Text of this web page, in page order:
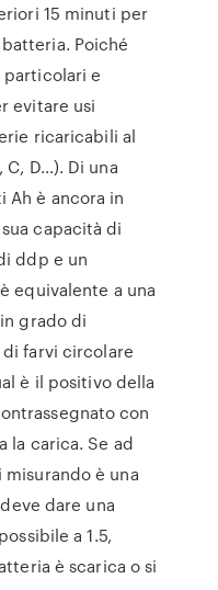
15 minuti per
Poiché
e
evitare usi
ricaricabili al
D…). Di una
Ah è ancora in
capacità di
ddp e un
equivalente a una
grado di
farvi circolare
è il positivo della
con
la carica. Se ad
è una
dare una
a 1.5,
è scarica o si